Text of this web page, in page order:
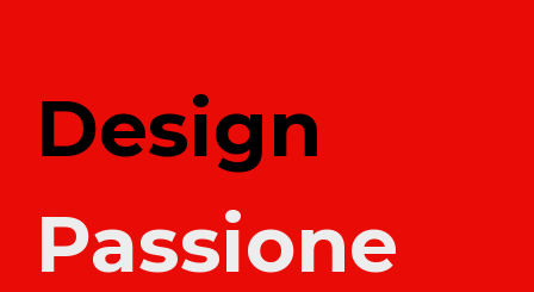
Design
Passione